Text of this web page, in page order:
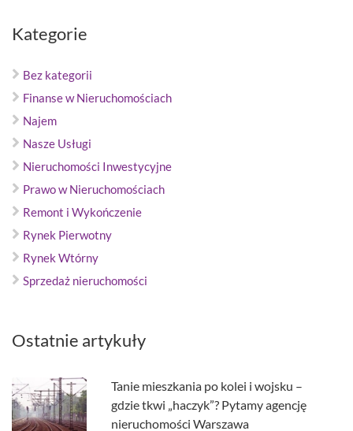
Kategorie
Bez kategorii
Finanse w Nieruchomościach
Najem
Nasze Usługi
Nieruchomości Inwestycyjne
Prawo w Nieruchomościach
Remont i Wykończenie
Rynek Pierwotny
Rynek Wtórny
Sprzedaż nieruchomości
Ostatnie artykuły
Tanie mieszkania po kolei i wojsku –
gdzie tkwi „haczyk”? Pytamy agencję
nieruchomości Warszawa